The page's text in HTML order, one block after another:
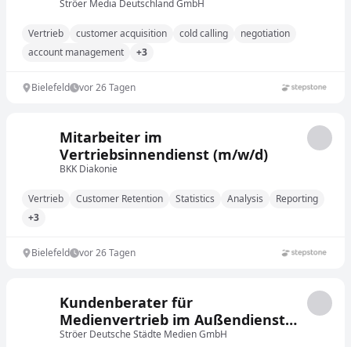
Ströer Media Deutschland GmbH
Vertrieb customer acquisition cold calling
negotiation
account management
+3
Bielefeld vor 26 Tagen
Mitarbeiter im
Vertriebsinnendienst (m/w/d)
BKK Diakonie
Vertrieb Customer Retention Statistics Analysis
Reporting
+3
Bielefeld vor 26 Tagen
Kundenberater für
Medienvertrieb im Außendienst
(m/w/d)
Ströer Deutsche Städte Medien GmbH